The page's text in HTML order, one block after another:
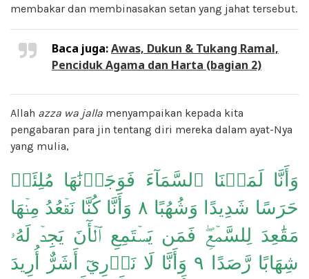
membakar dan membinasakan setan yang jahat tersebut.
Baca juga:Awas, Dukun & Tukang Ramal,
Penciduk Agama dan Harta (bagian 2)
Allah azza wa jalla menyampaikan kepada kita
pengabaran para jin tentang diri mereka dalam ayat-Nya
yang mulia,
وَأَنَّا لَمَسۡنَا ٱلسَّمَآءَ فَوَجَدۡنَٰهَا مُلِئَتۡ
حَرَسًا شَدِيدًا وَشُهُبًا ٨ وَأَنَّا كُنَّا نَقۡعُدُ مِنۡهَا
مَقَٰعِدَ لِلسَّمۡعِۖ فَمَن يَسۡتَمِعِ ٱلۡأٓنَ يَجِدۡ لَهُۥ
شِهَابًا رَّصَدًا ٩ وَأَنَّا لَا نَدۡرِيٓ أَشَرٌّ أُرِيدَ